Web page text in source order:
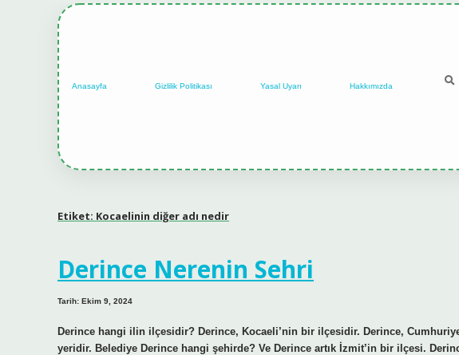
Anasayfa Gizlilik Politikası Yasal Uyarı Hakkımızda
Etiket: Kocaelinin diğer adı nedir
Derince Nerenin Sehri
Tarih: Ekim 9, 2024
Derince hangi ilin ilçesidir? Derince, Kocaeli’nin bir ilçesidir. Derince,
yeridir. Belediye Derince hangi şehirde? Ve Derince artık İzmit’in bir ilçesi.